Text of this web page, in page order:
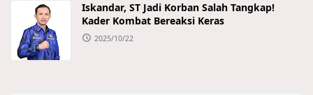
Iskandar, ST Jadi Korban Salah Tangkap!
Kader Kombat Bereaksi Keras
2025/10/22